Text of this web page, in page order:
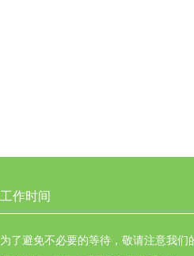
工作时间
为了避免不必要的等待，敬请注意我们